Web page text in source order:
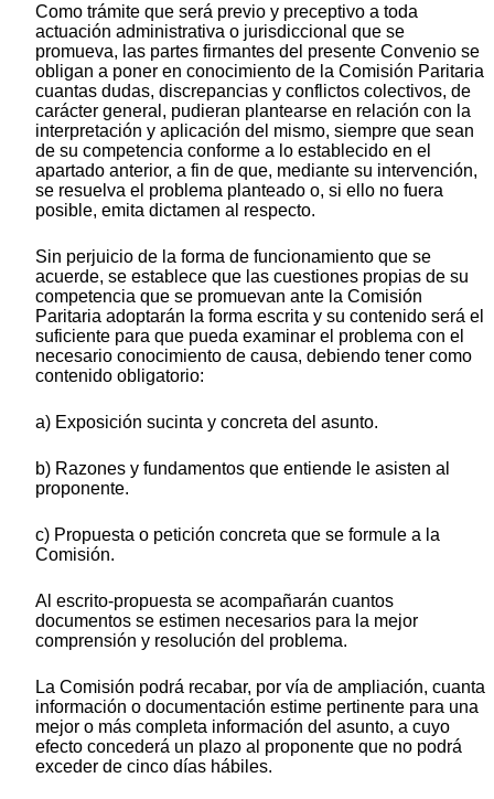
Como trámite que será previo y preceptivo a toda
actuación administrativa o jurisdiccional que se
promueva, las partes firmantes del presente Convenio se
obligan a poner en conocimiento de la Comisión Paritaria
cuantas dudas, discrepancias y conflictos colectivos, de
carácter general, pudieran plantearse en relación con la
interpretación y aplicación del mismo, siempre que sean
de su competencia conforme a lo establecido en el
apartado anterior, a fin de que, mediante su intervención,
se resuelva el problema planteado o, si ello no fuera
posible, emita dictamen al respecto.
Sin perjuicio de la forma de funcionamiento que se
acuerde, se establece que las cuestiones propias de su
competencia que se promuevan ante la Comisión
Paritaria adoptarán la forma escrita y su contenido será el
suficiente para que pueda examinar el problema con el
necesario conocimiento de causa, debiendo tener como
contenido obligatorio:
a) Exposición sucinta y concreta del asunto.
b) Razones y fundamentos que entiende le asisten al
proponente.
c) Propuesta o petición concreta que se formule a la
Comisión.
Al escrito-propuesta se acompañarán cuantos
documentos se estimen necesarios para la mejor
comprensión y resolución del problema.
La Comisión podrá recabar, por vía de ampliación, cuanta
información o documentación estime pertinente para una
mejor o más completa información del asunto, a cuyo
efecto concederá un plazo al proponente que no podrá
exceder de cinco días hábiles.